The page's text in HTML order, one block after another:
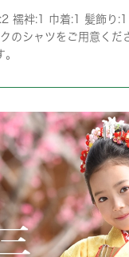
襦袢:1 巾着:1 髪飾り
のシャツをご用意く